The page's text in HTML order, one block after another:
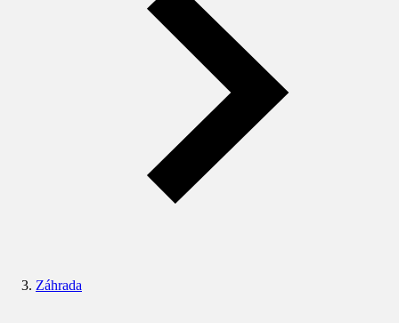
Záhrada